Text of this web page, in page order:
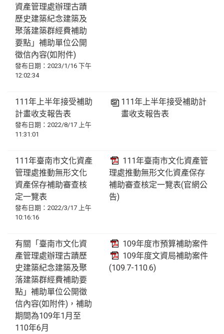
資產管理處辦理古蹟
歷史建築紀念建築及
聚落建築群經費補助
要點」補助單位公開
徵信內容(如附件)
發布日期：2023/1/16 下午
12:02:34
111年上半年接受補助
計畫收支報告表
發布日期：2022/8/17 上午
11:31:01
111年上半年接受補助計
畫收支報告表
111年臺南市文化資產
管理處推動無形文化
資產保存補助審查核
定一覽表
發布日期：2022/3/17 上午
10:16:16
111年臺南市文化資產管
理處推動無形文化資產保存
補助審查核定一覽表(官網公
告)
有關「臺南市文化資
產管理處辦理古蹟歷
史建築紀念建築及聚
落建築群經費補助要
點」補助單位公開徵
信內容(如附件)，補助
期間為109年1月至
110年6月
109年度市預算補助案件
109年度文資局補助案件
(109.7-110.6)